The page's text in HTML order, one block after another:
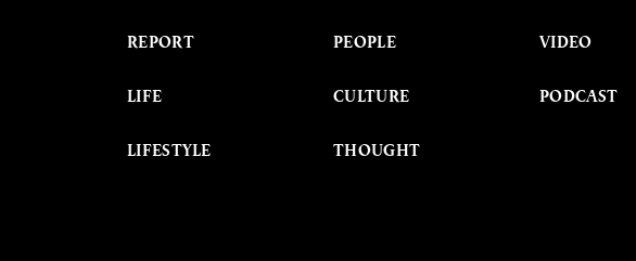
REPORT
LIFE
LIFESTYLE
PEOPLE
CULTURE
THOUGHT
VIDEO
PODCAST